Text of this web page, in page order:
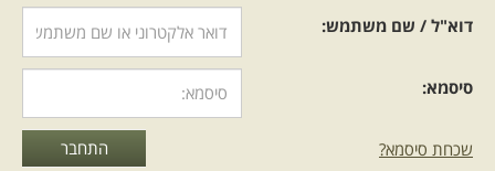
דוא"ל / שם משתמש:
סיסמא:
שכחת סיסמא?